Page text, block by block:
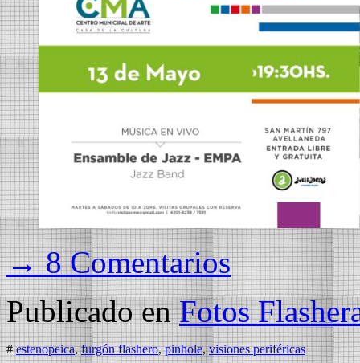
→ 8 Comentarios
Publicado en Fotos
# estenopeica,furgón flashero,pinhole,visiones periféricas